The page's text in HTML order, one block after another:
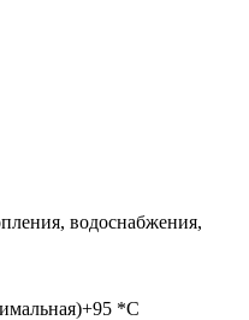
водоснабжения,
+95 *C